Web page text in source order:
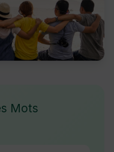
Mots